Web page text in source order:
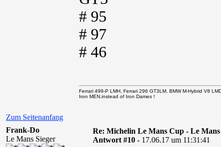
# 95
# 97
# 46
Zum Seitenanfang
Ferrari 499-P LMH, Ferrari 296 GT3LM, BMW M-Hybrid V8
Iron MEN.instead of Iron Dames !
Frank-Do
Le Mans Sieger
Re: Michelin Le Mans Cup - Le Mans
Antwort #10 - 17.06.17 um 11:31:41